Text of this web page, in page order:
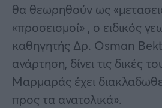
θα θεωρηθούν ως
«προσεισμοί» , ο ειδικός
καθηγητής Δρ. Osman
ανάρτηση, δίνει τις δικές
Μαρμαράς έχει
προς τα ανατολικά».